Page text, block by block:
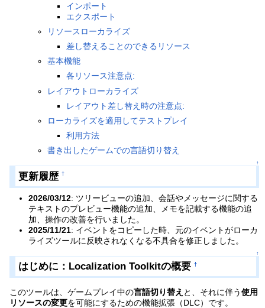
インポート
エクスポート
リソースローカライズ
差し替えることのできるリソース
基本機能
各リソース注意点:
レイアウトローカライズ
レイアウト差し替え時の注意点:
ローカライズを適用してテストプレイ
利用方法
書き出したゲームでの言語切り替え
↑
更新履歴 †
2026/03/12: ツリービューの追加、会話やメッセージに関する
テキストのプレビュー機能の追加、メモを記載する機能の追
加、操作の改善を行いました。
2025/11/21: イベントをコピーした時、元のイベントがローカ
ライズツールに反映されなくなる不具合を修正しました。
↑
はじめに：Localization Toolkitの概要 †
このツールは、ゲームプレイ中の言語切り替え と、それに伴う使用
リソースの変更を可能にするための機能拡張（DLC）です。